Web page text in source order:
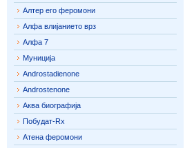
Алтер его феромони
Алфа влијанието врз
Алфа 7
Муниција
Androstadienone
Androstenone
Аква биографија
Побудат-Rx
Атена феромони